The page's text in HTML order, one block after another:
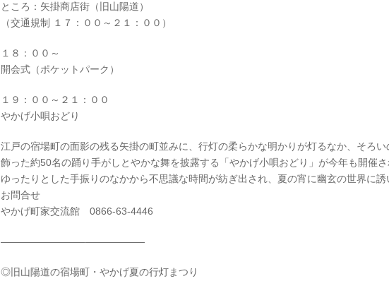
ところ：矢掛商店街（旧山陽道）
（交通規制 １７：００～２１：００）
１８：００～
開会式（ポケットパーク）
１９：００～２１：００
やかげ小唄おどり
江戸の宿場町の面影の残る矢掛の町並みに、行灯の柔らかな明かりが灯るなか、そろ
飾った約50名の踊り手がしとやかな舞を披露する「やかげ小唄おどり」が今年も開催さ
ゆったりとした手振りのなかから不思議な時間が紡ぎ出され、夏の宵に幽玄の世界に誘
お問合せ
やかげ町家交流館 0866-63-4446
————————–——————
◎旧山陽道の宿場町・やかげ夏の行灯まつり